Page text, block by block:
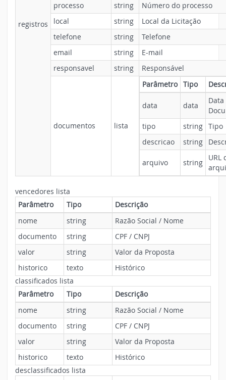
registros
processo
string
Número do processo
local
string
Local da Licitação
telefone
string
Telefone
email
string
E-mail
responsavel
string Responsável
documentos lista
Parâmetro Tipo
data data
tipo
string Tipo
descricao
string
arquivo string
URL
vencedores lista
Parâmetro
Tipo
Descrição
nome
string
Razão Social / Nome
documento
string
CPF / CNPJ
valor
string
Valor da Proposta
historico
texto
Histórico
classificados lista
Parâmetro
Tipo
Descrição
nome
string
Razão Social / Nome
documento
string
CPF / CNPJ
valor
string
Valor da Proposta
historico
texto
Histórico
desclassificados lista